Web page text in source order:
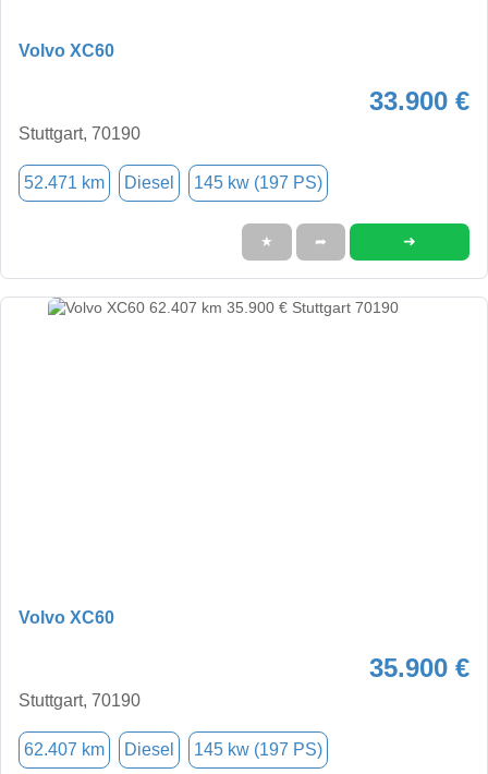
Volvo XC60
33.900 €
Stuttgart, 70190
52.471 km Diesel 145 kw (197 PS)
★ ➦ ➜
Volvo XC60
35.900 €
Stuttgart, 70190
62.407 km Diesel 145 kw (197 PS)